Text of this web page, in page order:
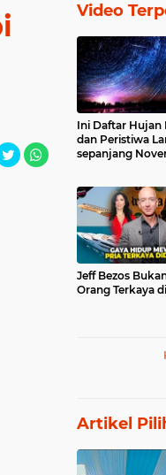
Video
Ini Daftar Hujan
dan Peristiwa
sepanjang
Jeff Bezos
Orang Terkaya
Artikel